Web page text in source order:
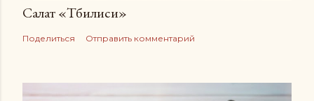
Салат «Тбилиси»
Поделиться Отправить комментарий